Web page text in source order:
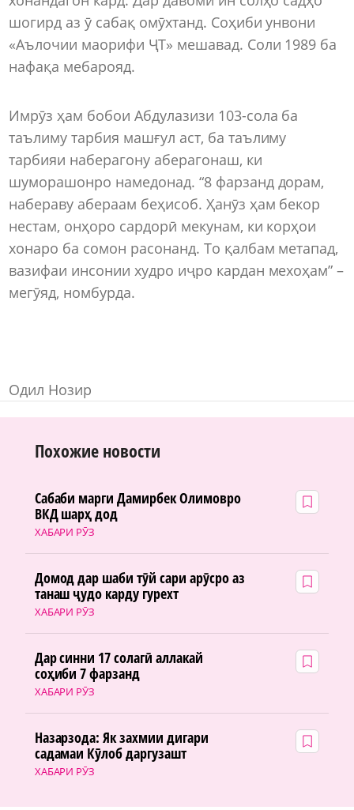
шогирд аз ӯ сабақ омӯхтанд. Соҳиби унвони
«Аълочии маорифи ҶТ» мешавад. Соли 1989 ба
нафақа мебарояд.
Имрӯз ҳам бобои Абдулазизи 103-сола ба
таълиму тарбия машғул аст, ба таълиму
тарбияи наберагону аберагонаш, ки
шуморашонро намедонад. “8 фарзанд дорам,
набераву абераам беҳисоб. Ҳанӯз ҳам бекор
нестам, онҳоро сардорӣ мекунам, ки корҳои
хонаро ба сомон расонанд. То қалбам метапад,
вазифаи инсонии худро иҷро кардан мехоҳам” –
мегӯяд, номбурда.
Одил Нозир
Похожие новости
ХАБАРИ РӮЗ
Сабаби марги Дамирбек Олимовро
ВКД шарҳ дод
ХАБАРИ РӮЗ
Домод дар шаби тӯй сари арӯсро аз
танаш ҷудо карду гурехт
ХАБАРИ РӮЗ
Дар синни 17 солагӣ аллакай
соҳиби 7 фарзанд
ХАБАРИ РӮЗ
Назарзода: Як захмии дигари
садамаи Кӯлоб даргузашт